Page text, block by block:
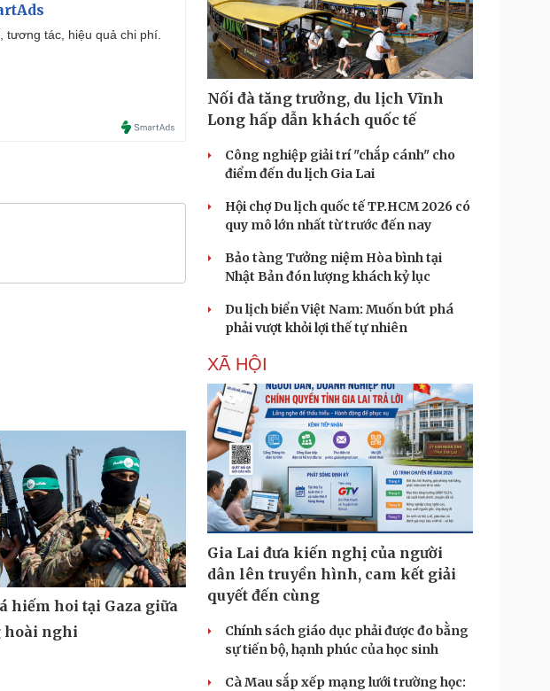
tương tác, hiệu quả chi phí.
hiếm hoi tại Gaza giữa
hoài nghi
Nối đà tăng trưởng, du lịch Vĩnh
Long hấp dẫn khách quốc tế
Công nghiệp giải trí "chắp cánh" cho
điểm đến du lịch Gia Lai
Hội chợ Du lịch quốc tế TP.HCM 2026 có
quy mô lớn nhất từ trước đến nay
Bảo tàng Tưởng niệm Hòa bình tại
Nhật Bản đón lượng khách kỷ lục
Du lịch biển Việt Nam: Muốn bứt phá
phải vượt khỏi lợi thế tự nhiên
XÃ HỘI
Gia Lai đưa kiến nghị của người
dân lên truyền hình, cam kết giải
quyết đến cùng
Chính sách giáo dục phải được đo bằng
sự tiến bộ, hạnh phúc của học sinh
Cà Mau sắp xếp mạng lưới trường học: